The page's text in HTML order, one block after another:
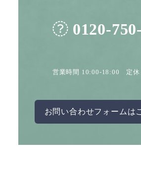
0120-
営業時間 10:00-18:00 定休
お問い合わせフォームは